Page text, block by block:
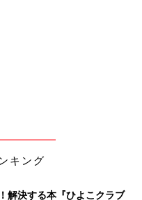
キング
解決する本『ひよこクラブ